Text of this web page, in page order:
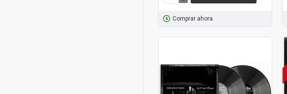
Comprar ahora